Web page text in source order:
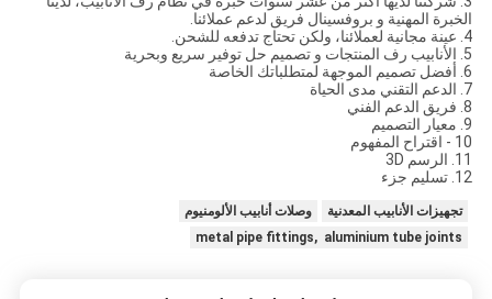
الخبرة المهنية و بروفسينال فريق لدعم عملائنا.
4. عينة مجانية لعملائنا، ولكن تحتاج تدفعه للشحن.
5. الأنابيب رف المنتجات و تصميم حل توفير سريع وبحرية
6. أفضل تصميم الموجهة لمتطلباتك الخاصة
7. الدعم التقني مدى الحياة
8. فريق الدعم الفني
9. معيار التصميم
10 - اقتراح المفهوم
11. الرسم 3D
12. تسليم جزء
تجهيزات الأنابيب المعدنية
وصلات أنابيب الألومنيوم
metal pipe fittings, aluminium tube joints